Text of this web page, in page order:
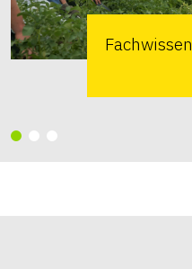
Fachwissen